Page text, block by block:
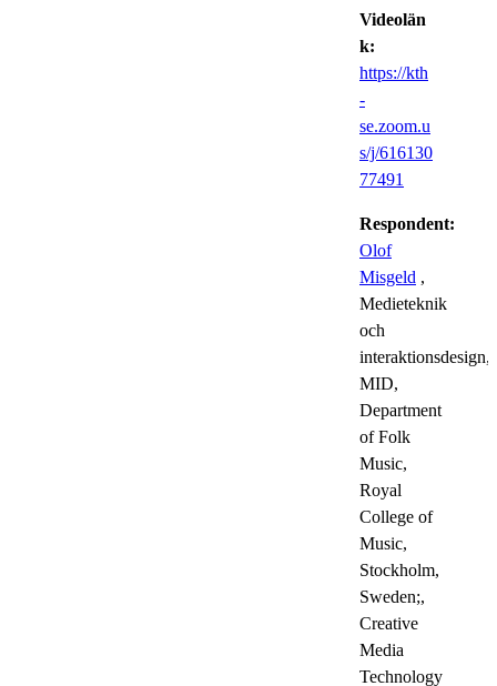
Videolän
k:
https://kth
-
se.zoom.u
s/j/616130
77491
Respondent:
Olof
Misgeld ,
Medieteknik
och
interaktionsdesign,
MID,
Department
of Folk
Music,
Royal
College of
Music,
Stockholm,
Sweden;,
Creative
Media
Technology